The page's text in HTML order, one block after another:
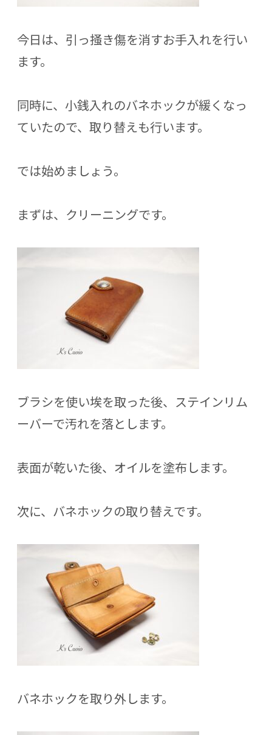
今日は、引っ掻き傷を消すお手入れを行い
ます。
同時に、小銭入れのバネホックが緩くなっ
ていたので、取り替えも行います。
では始めましょう。
まずは、クリーニングです。
ブラシを使い埃を取った後、ステインリム
ーバーで汚れを落とします。
表面が乾いた後、オイルを塗布します。
次に、バネホックの取り替えです。
バネホックを取り外します。